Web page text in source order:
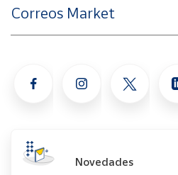
Correos Market
Novedades